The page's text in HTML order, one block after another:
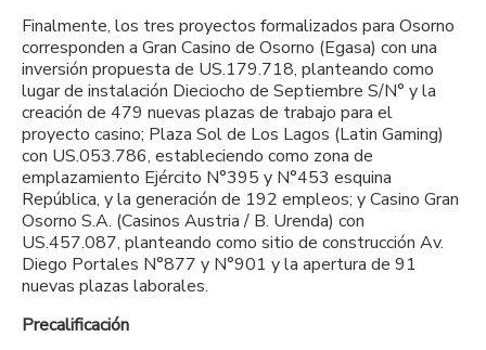
Finalmente, los tres proyectos formalizados para Osorno
corresponden a Gran Casino de Osorno (Egasa) con una
inversión propuesta de US.179.718, planteando como
lugar de instalación Dieciocho de Septiembre S/N° y la
creación de 479 nuevas plazas de trabajo para el
proyecto casino; Plaza Sol de Los Lagos (Latin Gaming)
con US.053.786, estableciendo como zona de
emplazamiento Ejército N°395 y N°453 esquina
República, y la generación de 192 empleos; y Casino Gran
Osorno S.A. (Casinos Austria / B. Urenda) con
US.457.087, planteando como sitio de construcción Av.
Diego Portales N°877 y N°901 y la apertura de 91
nuevas plazas laborales.
Precalificación